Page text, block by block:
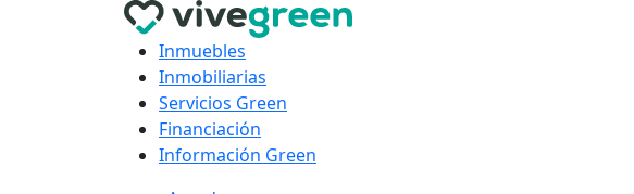
Inmuebles
Inmobiliarias
Servicios Green
Financiación
Información Green